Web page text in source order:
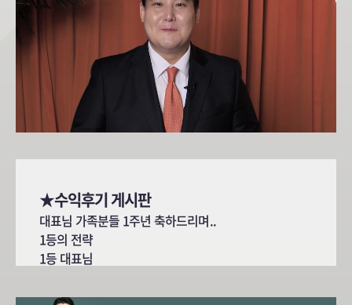
★수익후기 게시판
대표님 가족분들 1주년 축하드리며..
1등의 전략
1등 대표님